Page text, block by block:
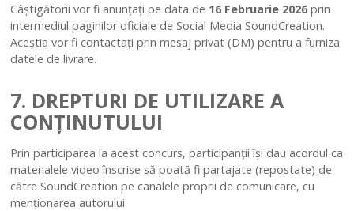
Câștigătorii vor fi anunțați pe data de 16 Februarie 2026prin
intermediul paginilor oficiale de Social Media SoundCreation.
Aceștia vor fi contactați prin mesaj privat (DM) pentru a furniza
datele de livrare.
7. DREPTURI DE UTILIZARE A
CONȚINUTULUI
Prin participarea la acest concurs, participanții își dau acordul ca
materialele video înscrise să poată fi partajate (repostate) de
către SoundCreation pe canalele proprii de comunicare, cu
menționarea autorului.